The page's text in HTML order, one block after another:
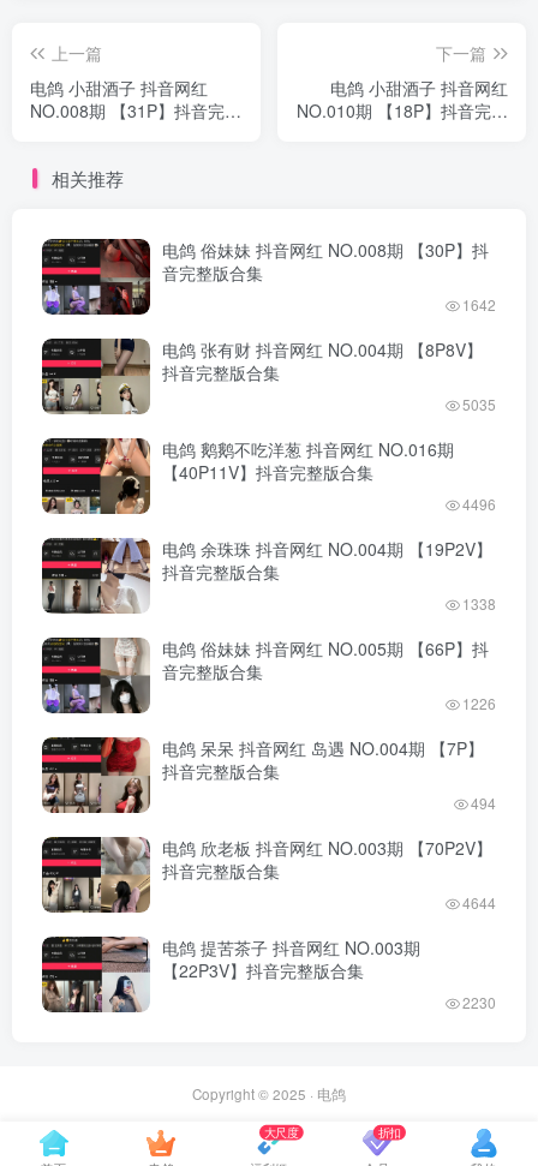
上一篇
电鸽 小甜酒子 抖音网红
NO.008期 【31P】抖音完整
下一篇
电鸽 小甜酒子 抖音网红
NO.010期 【18P】抖音完整
相关推荐
电鸽 俗妹妹 抖音网红 NO.008期 【30P】抖
音完整版合集
1642
电鸽 张有财 抖音网红 NO.004期 【8P8V】
抖音完整版合集
5035
电鸽 鹅鹅不吃洋葱 抖音网红 NO.016期
【40P11V】抖音完整版合集
4496
电鸽 余珠珠 抖音网红 NO.004期 【19P2V】
抖音完整版合集
1338
电鸽 俗妹妹 抖音网红 NO.005期 【66P】抖
音完整版合集
1226
电鸽 呆呆 抖音网红 岛遇 NO.004期 【7P】
抖音完整版合集
494
电鸽 欣老板 抖音网红 NO.003期 【70P2V】
抖音完整版合集
4644
电鸽 提苦茶子 抖音网红 NO.003期
【22P3V】抖音完整版合集
2230
Copyright © 2025 · 电鸽
大尺度 折扣